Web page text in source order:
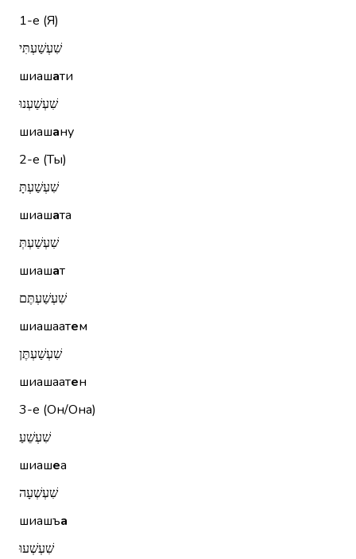
1-е (Я)
שִׁעְשַׁעְתִּי
шиашати
שִׁעְשַׁעְנוּ
шиашану
2-е (Ты)
שִׁעְשַׁעְתָּ
шиашата
שִׁעְשַׁעְתְּ
шиашат
שִׁעְשַׁעְתֶּם
шиашаатем
שִׁעְשַׁעְתֶּן
шиашаатен
3-е (Он/Она)
שִׁעְשֵׁעַ
шиашеа
שִׁעְשְׁעָה
шиашъа
שִׁעְשְׁעוּ